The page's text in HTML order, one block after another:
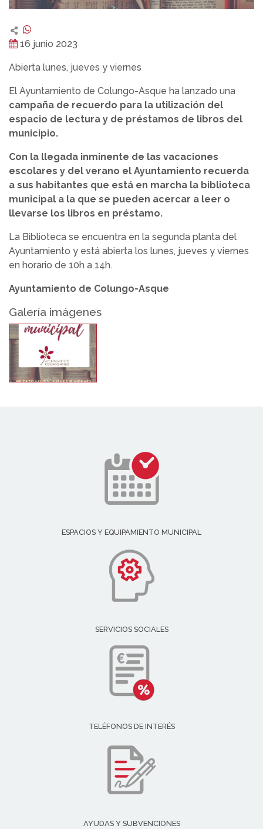
16 junio 2023
Abierta lunes, jueves y viernes
El Ayuntamiento de Colungo-Asque ha lanzado una
campaña de recuerdo para la utilización del
espacio de lectura y de préstamos de libros del
municipio.
Con la llegada inminente de las vacaciones
escolares y del verano el Ayuntamiento recuerda
a sus habitantes que está en marcha la biblioteca
municipal a la que se pueden acercar a leer o
llevarse los libros en préstamo.
La Biblioteca se encuentra en la segunda planta del
Ayuntamiento y está abierta los lunes, jueves y viernes
en horario de 10h a 14h.
Ayuntamiento de Colungo-Asque
Galería imágenes
ESPACIOS Y EQUIPAMIENTO MUNICIPAL
SERVICIOS SOCIALES
TELÉFONOS DE INTERÉS
AYUDAS Y SUBVENCIONES